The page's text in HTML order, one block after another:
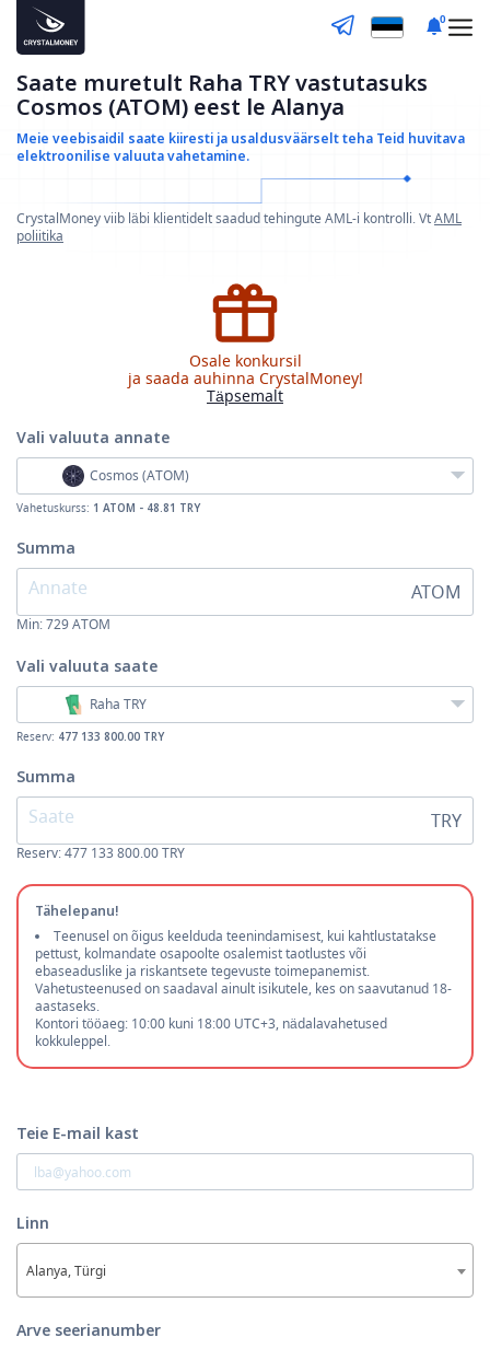
0
Saate muretult Raha TRY vastutasuks
Cosmos (ATOM) eest le Alanya
Meie veebisaidil saate kiiresti ja usaldusväärselt teha Teid huvitava
elektroonilise valuuta vahetamine.
CrystalMoney viib läbi klientidelt saadud tehingute AML-i kontrolli. VtAML
poliitika
Osale konkursil
ja saada auhinna CrystalMoney!
Täpsemalt
Vali valuuta annate
Cosmos (ATOM)
Vahetuskurss: 1 ATOM - 48.81 TRY
Summa
ATOM
Min:729ATOM
Vali valuuta saate
Raha TRY
Reserv: 477 133 800.00 TRY
Summa
TRY
Reserv: 477 133 800.00 TRY
Tähelepanu!
Teenusel on õigus keelduda teenindamisest, kui kahtlustatakse
pettust, kolmandate osapoolte osalemist taotlustes või
ebaseaduslike ja riskantsete tegevuste toimepanemist.
Vahetusteenused on saadaval ainult isikutele, kes on saavutanud 18-
aastaseks.
Kontori tööaeg: 10:00 kuni 18:00 UTC+3, nädalavahetused
kokkuleppel.
Teie E-mail kast
Linn
Alanya, Türgi
Arve seerianumber